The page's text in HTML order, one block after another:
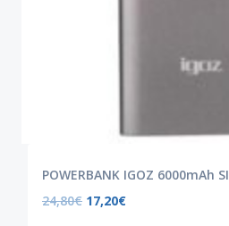
POWERBANK IGOZ 6000mAh
24,80€ 17,20€